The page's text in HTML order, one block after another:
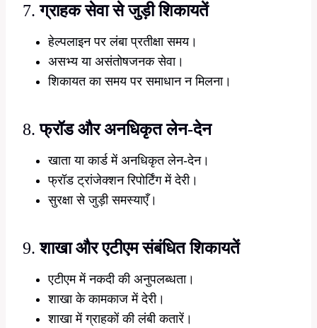
7.ग्राहक सेवा से जुड़ी शिकायतें
हेल्पलाइन पर लंबा प्रतीक्षा समय।
असभ्य या असंतोषजनक सेवा।
शिकायत का समय पर समाधान न मिलना।
8.फ्रॉड और अनधिकृत लेन-देन
खाता या कार्ड में अनधिकृत लेन-देन।
फ्रॉड ट्रांजेक्शन रिपोर्टिंग में देरी।
सुरक्षा से जुड़ी समस्याएँ।
9.शाखा और एटीएम संबंधित शिकायतें
एटीएम में नकदी की अनुपलब्धता।
शाखा के कामकाज में देरी।
शाखा में ग्राहकों की लंबी कतारें।